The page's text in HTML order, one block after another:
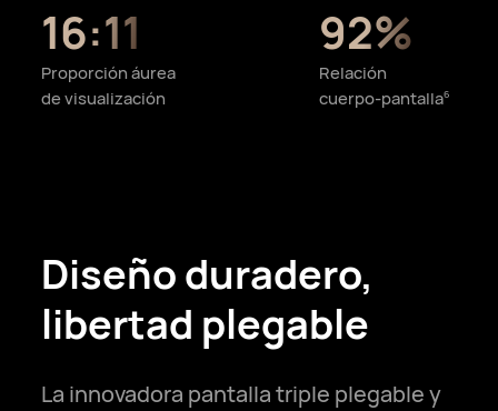
92%
Relación
cuerpo-pantalla6
16:11
Proporción áurea
de visualización
Diseño duradero,
libertad plegable
La innovadora pantalla triple plegable y